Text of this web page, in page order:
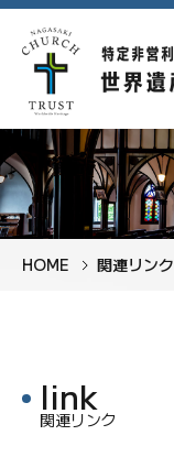
HOME 関連リンク
関連リンク